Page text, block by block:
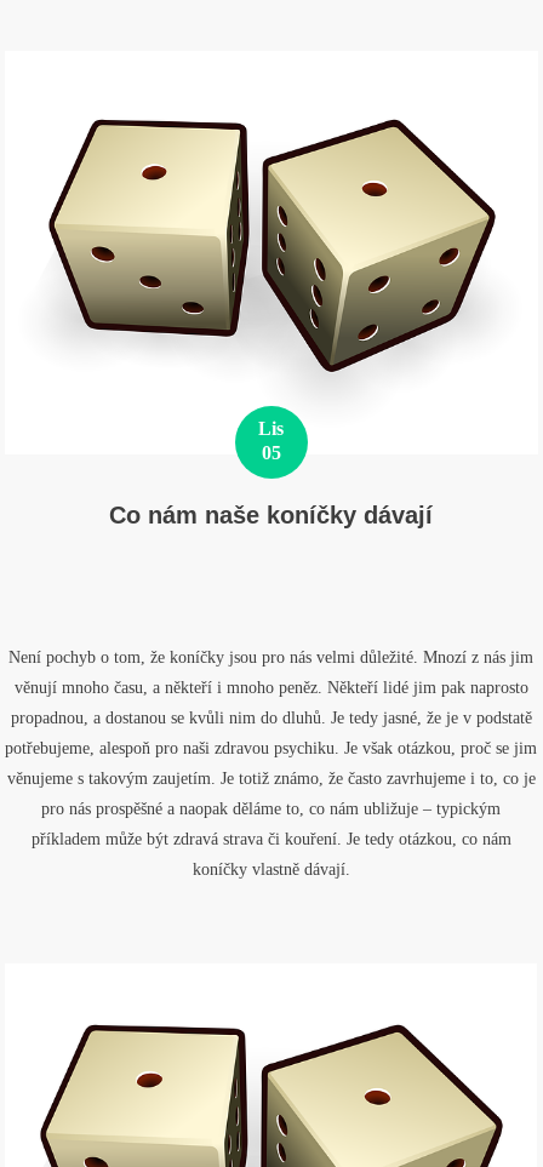
Lis
05
Co nám naše koníčky dávají
Není pochyb o tom, že koníčky jsou pro nás velmi důležité. Mnozí z nás jim
věnují mnoho času, a někteří i mnoho peněz. Někteří lidé jim pak naprosto
propadnou, a dostanou se kvůli nim do dluhů. Je tedy jasné, že je v podstatě
potřebujeme, alespoň pro naši zdravou psychiku. Je však otázkou, proč se jim
věnujeme s takovým zaujetím. Je totiž známo, že často zavrhujeme i to, co je
pro nás prospěšné a naopak děláme to, co nám ubližuje – typickým
příkladem může být zdravá strava či kouření. Je tedy otázkou, co nám
koníčky vlastně dávají.